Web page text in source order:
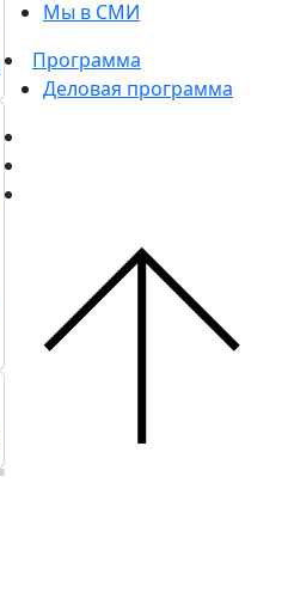
Мы в СМИ
Программа
Деловая программа